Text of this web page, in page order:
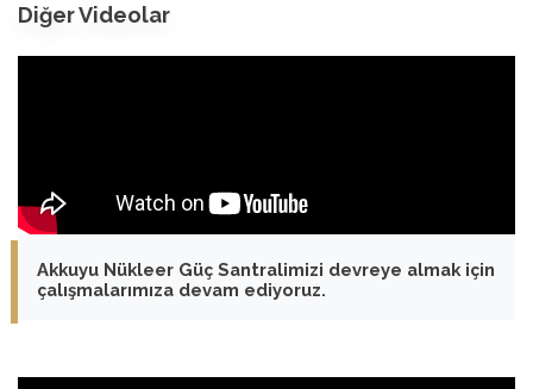
Diğer Videolar
Akkuyu Nükleer Güç Santralimizi devreye almak için
çalışmalarımıza devam ediyoruz.